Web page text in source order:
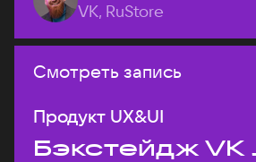
VK, RuStore
Смотреть запись
Продукт UX&UI
Бэкстейдж VK